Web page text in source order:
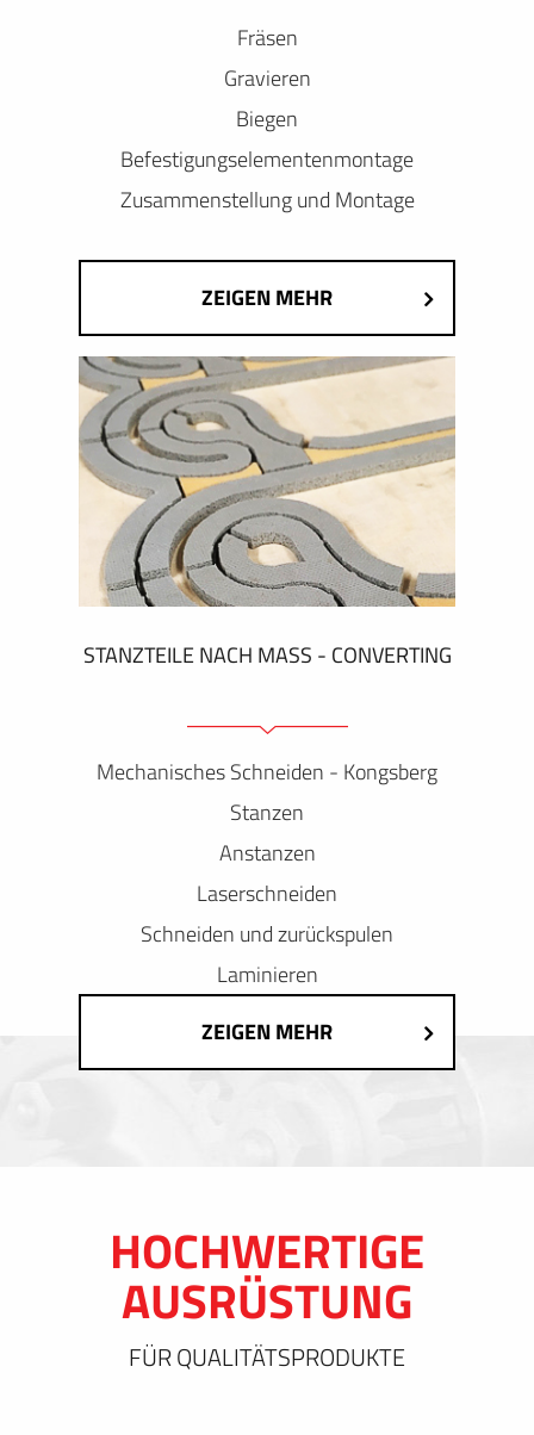
Fräsen
Gravieren
Biegen
Befestigungselementenmontage
Zusammenstellung und Montage
ZEIGEN MEHR
STANZTEILE NACH MASS - CONVERTING
Mechanisches Schneiden - Kongsberg
Stanzen
Anstanzen
Laserschneiden
Schneiden und zurückspulen
Laminieren
ZEIGEN MEHR
HOCHWERTIGE
AUSRÜSTUNG
FÜR QUALITÄTSPRODUKTE